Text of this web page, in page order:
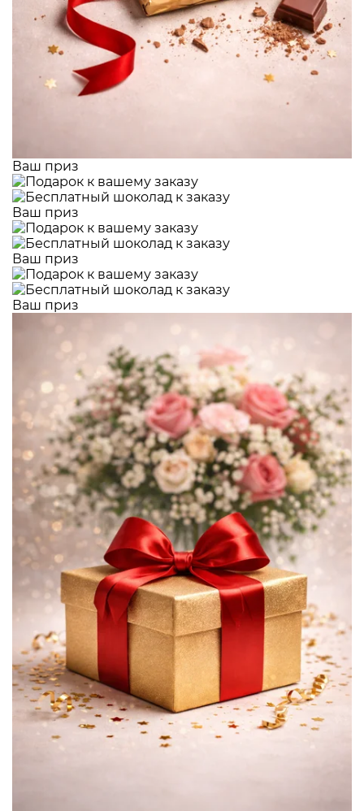
Ваш приз
Ваш приз
Ваш приз
Ваш приз